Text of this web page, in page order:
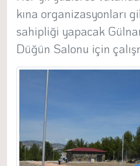
kına organizasyonları
sahipliği yapacak
Düğün Salonu için